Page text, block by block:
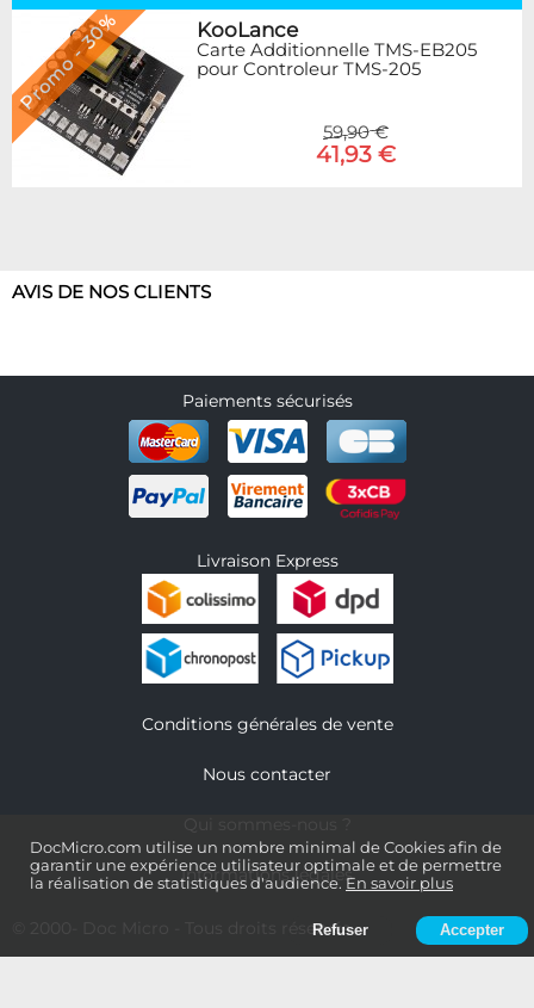
DocMicro.com utilise un nombre minimal de Cookies afin de
garantir une expérience utilisateur optimale et de permettre
la réalisation de statistiques d'audience. En savoir plus
Refuser Accepter
Promo - 30% KooLance
Carte Additionnelle TMS-EB205
pour Controleur TMS-205
59,90 €
41,93 €
AVIS DE NOS CLIENTS
Paiements sécurisés
Livraison Express
Conditions générales de vente
Nous contacter
Informations légales
- Tous droits réservés